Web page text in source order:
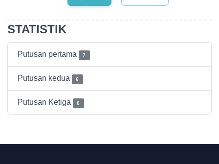
STATISTIK
Putusan pertama 7
Putusan kedua 6
Putusan Ketiga 0